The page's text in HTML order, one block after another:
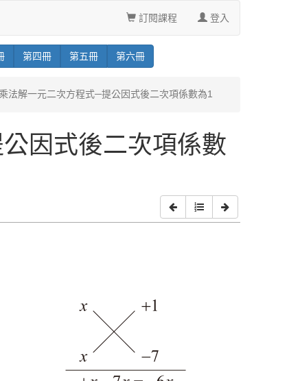
訂閱課程 登入
第四冊 第五冊 第六冊
法解一元二次方程式─提公因式後二次項係數為1
因式後二次項係數
−